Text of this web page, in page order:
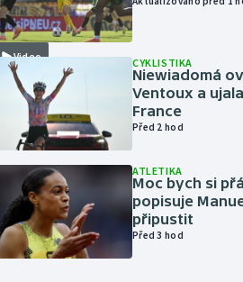
Video CYKLISTIKA
Niewiadomá
Ventoux a
France
Před 2 hod
ATLETIKA
Moc bych si
popisuje
připustit
Před 3 hod